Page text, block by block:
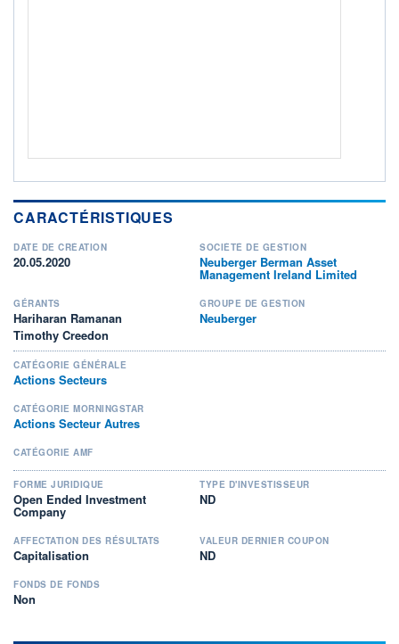
CARACTÉRISTIQUES
DATE DE CRÉATION
20.05.2020
SOCIÉTÉ DE GESTION
Neuberger Berman Asset
Management Ireland Limited
GÉRANTS
Hariharan Ramanan
Timothy Creedon
GROUPE DE GESTION
Neuberger
CATÉGORIE GÉNÉRALE
Actions Secteurs
CATÉGORIE MORNINGSTAR
Actions Secteur Autres
CATÉGORIE AMF
FORME JURIDIQUE
Open Ended Investment
Company
TYPE D'INVESTISSEUR
ND
AFFECTATION DES RÉSULTATS
Capitalisation
VALEUR DERNIER COUPON
ND
FONDS DE FONDS
Non